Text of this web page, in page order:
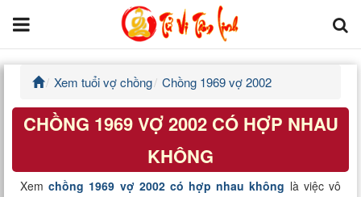
Trang chủ
Tử Vi Đẩu Số
Tử Vi 12 Con Giáp
Xem tuổi vợ chồng Chồng 1969 vợ 2002
CHỒNG 1969 VỢ 2002 CÓ HỢP NHAU
KHÔNG
Xem chồng 1969 vợ 2002 có hợp nhau không là việc vô